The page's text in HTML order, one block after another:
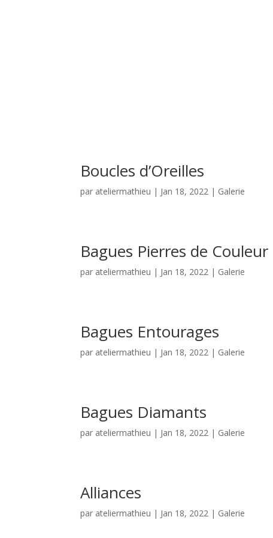
Boucles d’Oreilles
par ateliermathieu | Jan 18, 2022 | Galerie
Bagues Pierres de Couleur
par ateliermathieu | Jan 18, 2022 | Galerie
Bagues Entourages
par ateliermathieu | Jan 18, 2022 | Galerie
Bagues Diamants
par ateliermathieu | Jan 18, 2022 | Galerie
Alliances
par ateliermathieu | Jan 18, 2022 | Galerie